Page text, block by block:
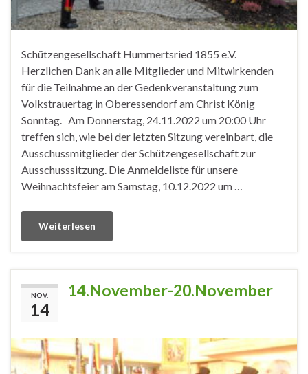
Schützengesellschaft Hummertsried 1855 e.V.
Herzlichen Dank an alle Mitglieder und Mitwirkenden
für die Teilnahme an der Gedenkveranstaltung zum
Volkstrauertag in Oberessendorf am Christ König
Sonntag. Am Donnerstag, 24.11.2022 um 20:00 Uhr
treffen sich, wie bei der letzten Sitzung vereinbart, die
Ausschussmitglieder der Schützengesellschaft zur
Ausschusssitzung. Die Anmeldeliste für unsere
Weihnachtsfeier am Samstag, 10.12.2022 um …
Weiterlesen
NOV.
14
14.November-20.November